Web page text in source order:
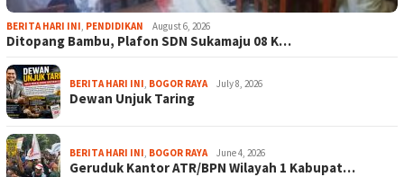
BERITA HARI INI, PENDIDIKAN August 6, 2026
Ditopang Bambu, Plafon SDN Sukamaju 08 K…
BERITA HARI INI, BOGOR RAYA July 8, 2026
Dewan Unjuk Taring
BERITA HARI INI, BOGOR RAYA June 4, 2026
Geruduk Kantor ATR/BPN Wilayah 1 Kabupat…